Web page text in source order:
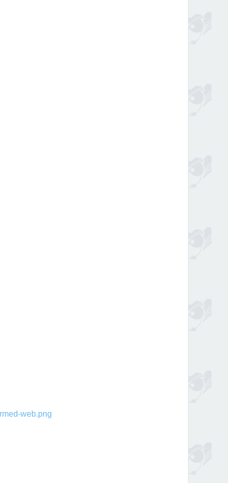
web.png